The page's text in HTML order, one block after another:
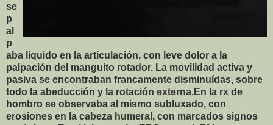
se
p
al
p
aba líquido en la articulación, con leve dolor a la
palpación del manguito rotador. La movilidad activa y
pasiva se encontraban francamente disminuídas, sobre
todo la abeducción y la rotación externa.En la rx de
hombro se observaba al mismo subluxado, con
erosiones en la cabeza humeral, con marcados signos